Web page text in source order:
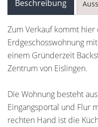
Beschreibung
Zum Verkauf kommt hier
Erdgeschosswohnung
einem Gründerzeit
Zentrum von Eislingen.
Die Wohnung besteht
Eingangsportal und Flur
rechten Hand ist die